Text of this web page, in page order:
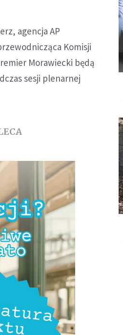
agencja AP
Komisji
Morawiecki będą
sesji plenarnej